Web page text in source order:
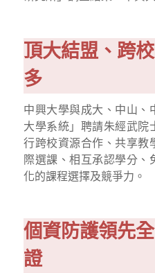
頂大結盟、跨
多
中興大學與成大、中山、
大學系統」聘請朱經武院
行跨校資源合作、共享教
際選課、相互承認學分
化的課程選擇及競爭力。
個資防護領先
證